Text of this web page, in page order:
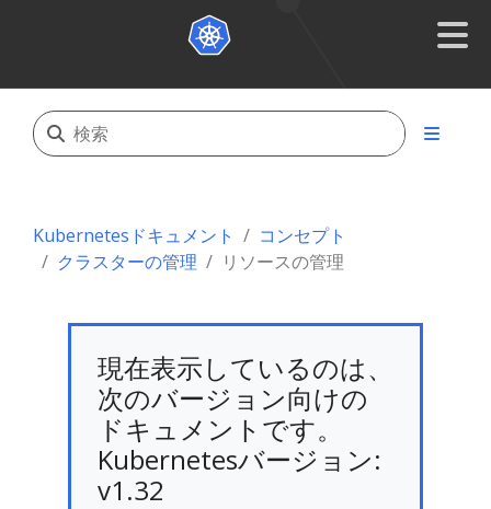
Kubernetesドキュメント
コンセプト
クラスターの管理
リソースの管理
現在表示しているのは、
次のバージョン向けの
ドキュメントです。
Kubernetesバージョン:
v1.32